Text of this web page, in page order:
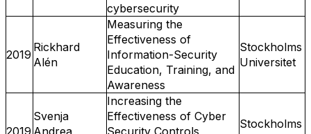
cybersecurity
2019
Rickhard
Alén
Measuring the
Effectiveness of
Information-Security
Education, Training, and
Awareness
Stockholms
Universitet
Svenja
Increasing the
Effectiveness of Cyber
Stockholms